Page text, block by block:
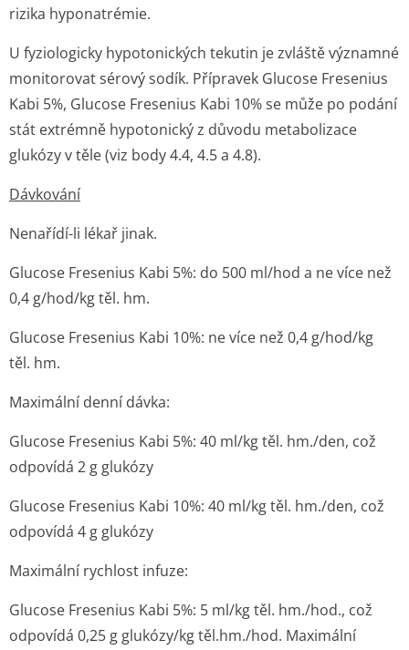
rizika hyponatrémie.
U fyziologicky hypotonických tekutin je zvláště významné
monitorovat sérový sodík. Přípravek Glucose Fresenius
Kabi 5%, Glucose Fresenius Kabi 10% se může po podání
stát extrémně hypotonický z důvodu metabolizace
glukózy v těle (viz body 4.4, 4.5 a 4.8).
Dávkování
Nenařídí-li lékař jinak.
Glucose Fresenius Kabi 5%: do 500 ml/hod a ne více než
0,4 g/hod/kg těl. hm.
Glucose Fresenius Kabi 10%: ne více než 0,4 g/hod/kg
těl. hm.
Maximální denní dávka:
Glucose Fresenius Kabi 5%: 40 ml/kg těl. hm./den, což
odpovídá 2 g glukózy
Glucose Fresenius Kabi 10%: 40 ml/kg těl. hm./den, což
odpovídá 4 g glukózy
Maximální rychlost infuze:
Glucose Fresenius Kabi 5%: 5 ml/kg těl. hm./hod., což
odpovídá 0,25 g glukózy/kg těl.hm./hod. Maximální